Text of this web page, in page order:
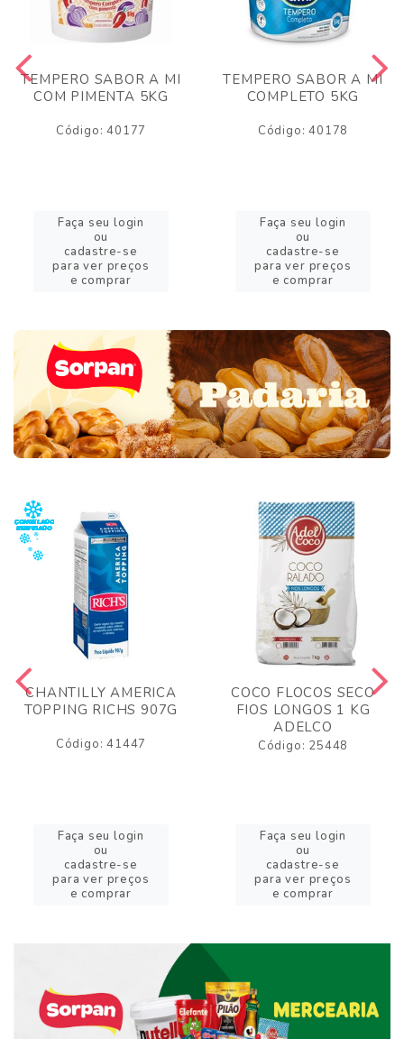
TEMPERO SABOR A MI
COM PIMENTA 5KG
Código: 40177
Faça seu login
ou
cadastre-se
para ver preços
e comprar
TEMPERO SABOR A MI
COMPLETO 5KG
Código: 40178
Faça seu login
ou
cadastre-se
para ver preços
e comprar
CHANTILLY AMERICA
TOPPING RICHS 907G
Código: 41447
Faça seu login
ou
cadastre-se
para ver preços
e comprar
COCO FLOCOS SECO
FIOS LONGOS 1 KG
ADELCO
Código: 25448
Faça seu login
ou
cadastre-se
para ver preços
e comprar